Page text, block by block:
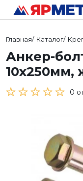
Главная/ Каталог/
Анкер-
0